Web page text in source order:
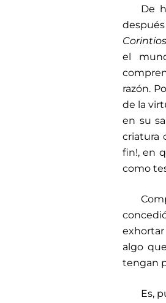
De
Corintios
el
razón.
de la
en su
criatura
fin!, en
como
algo
tengan
Es,